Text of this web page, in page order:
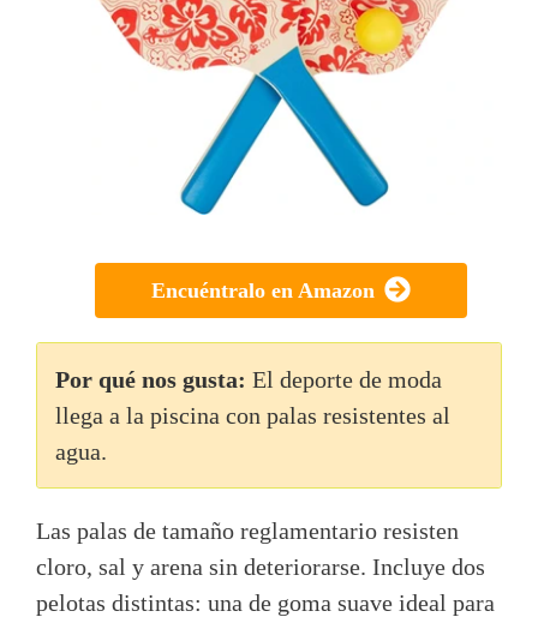
Encuéntralo en Amazon
Por qué nos gusta: El deporte de moda
llega a la piscina con palas resistentes al
agua.
Las palas de tamaño reglamentario resisten
cloro, sal y arena sin deteriorarse. Incluye dos
pelotas distintas: una de goma suave ideal para